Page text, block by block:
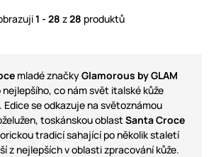
1 - 28 z28 produktů
mladé značkyGlamorous by GLAM
co nám svět italské kůže
Edice se odkazuje na světoznámou
toskánskou oblastSanta Croce
tradicí sahající po několik staletí
z nejlepších v oblasti zpracování kůže.